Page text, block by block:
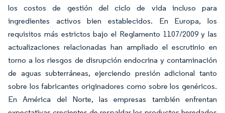
los costos de gestión del ciclo de vida incluso para
ingredientes activos bien establecidos. En Europa, los
requisitos más estrictos bajo el Reglamento 1107/2009 y las
actualizaciones relacionadas han ampliado el escrutinio en
torno a los riesgos de disrupción endocrina y contaminación
de aguas subterráneas, ejerciendo presión adicional tanto
sobre los fabricantes originadores como sobre los genéricos.
En América del Norte, las empresas también enfrentan